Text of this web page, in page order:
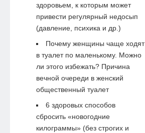
здоровьем, к которым может
привести регулярный недосып
(давление, психика и др.)
Почему женщины чаще ходят
в туалет по маленькому. Можно
ли этого избежать? Причина
вечной очереди в женский
общественный туалет
6 здоровых способов
сбросить «новогодние
килограммы» (без строгих и